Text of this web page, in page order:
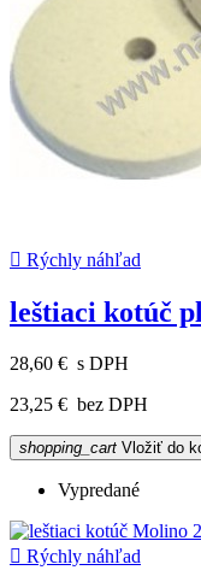
 Rýchly náhľad
leštiaci kotúč
28,60 € s DPH
23,25 € bez DPH
shopping_cart Vložiť do
Vypredané
 Rýchly náhľad